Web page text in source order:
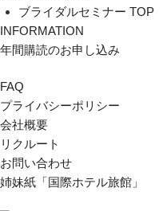
ブライダルセミナー TOP
INFORMATION
年間購読のお申し込み
FAQ
プライバシーポリシー
会社概要
リクルート
お問い合わせ
姉妹紙「国際ホテル旅館」